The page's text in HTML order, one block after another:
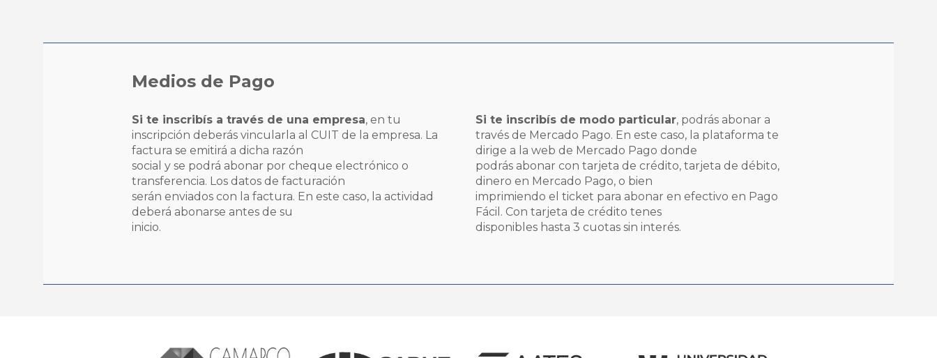
Medios de Pago
Si te inscribís a través de una empresa, en tu
inscripción deberás vincularla al CUIT de la empresa. La
factura se emitirá a dicha razón
social y se podrá abonar por cheque electrónico o
transferencia. Los datos de facturación
serán enviados con la factura. En este caso, la actividad
deberá abonarse antes de su
inicio.
Si te inscribís de modo particular, podrás abonar a
través de Mercado Pago. En este caso, la plataforma te
dirige a la web de Mercado Pago donde
podrás abonar con tarjeta de crédito, tarjeta de débito,
dinero en Mercado Pago, o bien
imprimiendo el ticket para abonar en efectivo en Pago
Fácil. Con tarjeta de crédito tenes
disponibles hasta 3 cuotas sin interés.